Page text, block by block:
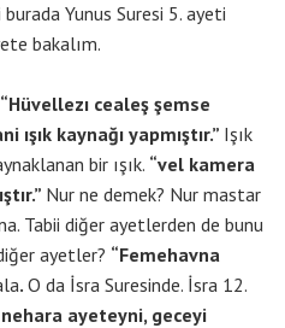
Yunus Suresi 5. ayeti
bakalım.
“Hüvellezı cealeş şemse
ışık kaynağı yapmıştır.” Işık
bir ışık. “vel kamera
Nur ne demek? Nur mastar
Tabii diğer ayetlerden de bunu
ayetler? “Femehavna
. O da İsra Suresinde. İsra 12.
ayeteyni, geceyi